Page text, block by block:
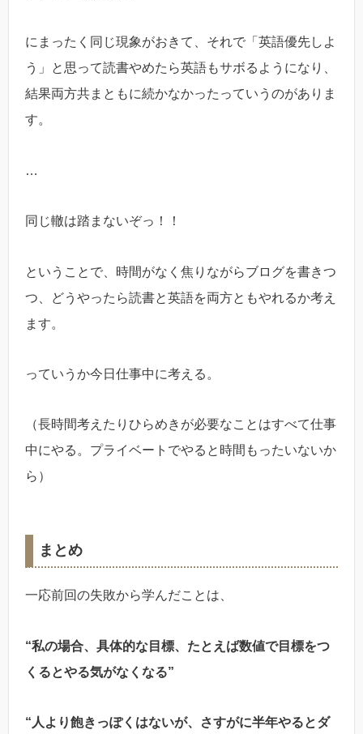
にまったく同じ現象がおきて、それで「英語優先しよ
う」と思って読書やめたら英語もサボるようになり、
結果両方共まともに続かなかったっていうのがありま
す。
…
同じ轍は踏まないぞっ！！
ということで、時間がなく焦りながらブログを書きつ
つ、どうやったら読書と英語を両方ともやれるか考え
ます。
っていうか今日仕事中に考える。
（長時間考えたりひらめきが必要なことはすべて仕事
中にやる。プライベートでやると時間もったいないか
ら）
まとめ
一応前回の失敗から学んだことは、
“私の場合、具体的な目標、たとえば数値で目標をつ
くるとやる気がなくなる”
“人より飽きっぽくはないが、さすがに半年やるとダ